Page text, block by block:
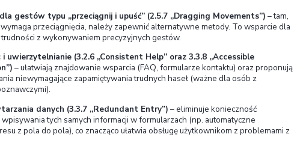
rynku UE. Niewdrożenie odpowiednich zmian może skutkować
że kary mogą sięgać nawet 10% rocznego obrotu. W praktyce
prowadzący działalność online w UEpowinni zadbać o
(po wprowadzeniu do prawa) – od małych do dużych, z
mikroprzedsiębiorstw.
Co nowego wnosi WCAG 2.2